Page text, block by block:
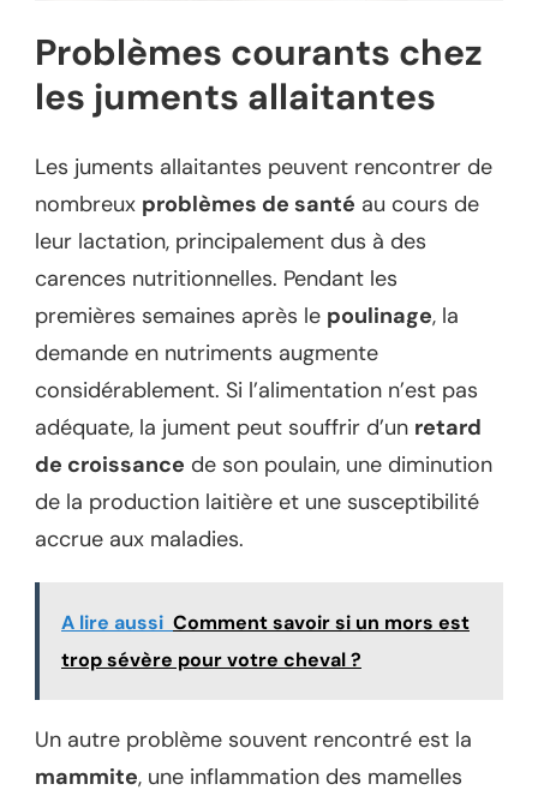
Problèmes courants chez
les juments allaitantes
Les juments allaitantes peuvent rencontrer de
nombreux problèmes de santé au cours de
leur lactation, principalement dus à des
carences nutritionnelles. Pendant les
premières semaines après le poulinage, la
demande en nutriments augmente
considérablement. Si l’alimentation n’est pas
adéquate, la jument peut souffrir d’un retard
de croissance de son poulain, une diminution
de la production laitière et une susceptibilité
accrue aux maladies.
A lire aussi Comment savoir si un mors est
trop sévère pour votre cheval ?
Un autre problème souvent rencontré est la
mammite, une inflammation des mamelles